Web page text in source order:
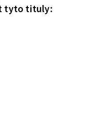
tyto tituly: